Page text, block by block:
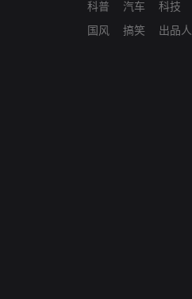
科普
国风
汽车
搞笑
科技
出品人